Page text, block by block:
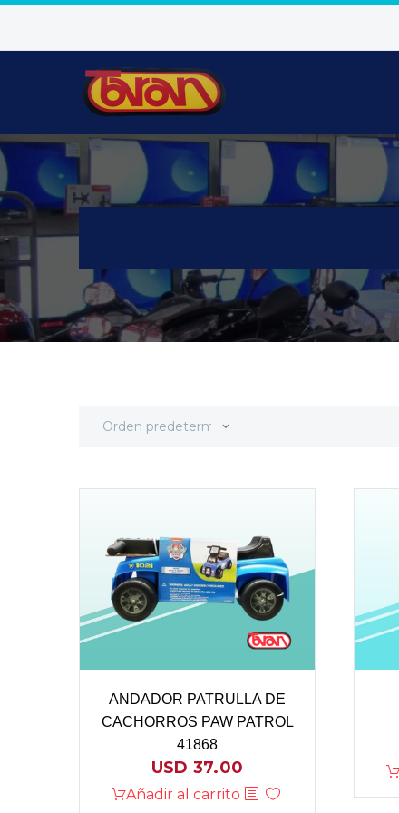
Orden predeterminado
ANDADOR PATRULLA DE
CACHORROS PAW PATROL
41868
USD 37.00
Añadir al carrito